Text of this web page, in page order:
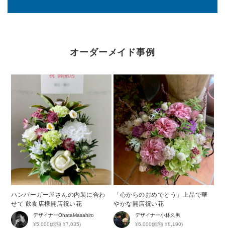
オーダーメイド事例
ハンバーガー屋さんの内装に合わ
せて 飲食店様開店祝い花
デザイナーOhataMasahiro
¥5,000(総額 ¥7,035)
「心からのおめでとう」上品で華
やかな開店祝い花
デザイナー小林久男
¥6,000(総額 ¥8,190)